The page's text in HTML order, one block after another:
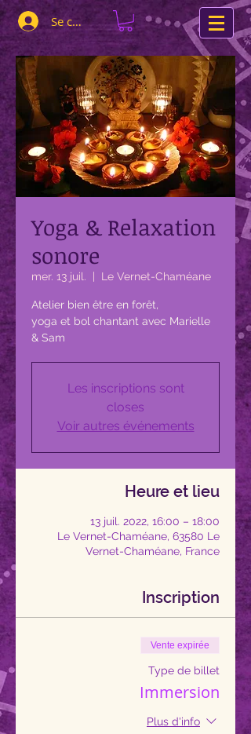
Se connecter
Yoga & Relaxation
sonore
mer. 13 juil. Le Vernet-Chaméane
Atelier bien être en forêt,
yoga et bol chantant avec Marielle
& Sam
Les inscriptions sont
closes
Voir autres événements
Heure et lieu
13 juil. 2022, 16:00 – 18:00
Le Vernet-Chaméane, 63580 Le
Vernet-Chaméane, France
Inscription
Vente expirée
Type de billet
Immersion
Plus d'info